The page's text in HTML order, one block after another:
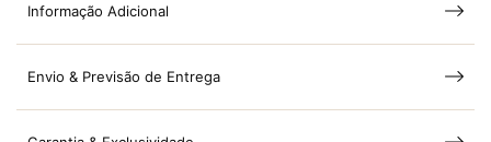
Informação Adicional
Envio & Previsão de Entrega